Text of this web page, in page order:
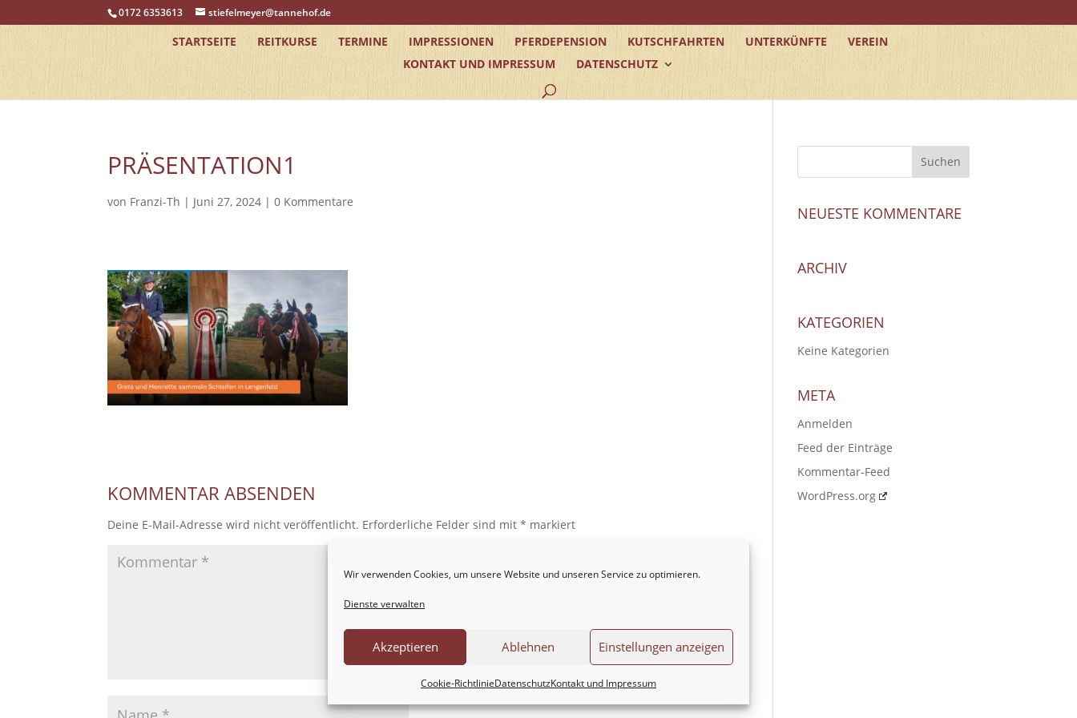
Wir verwenden Cookies, um unsere Website und unseren Service zu optimieren.
Dienste verwalten
Akzeptieren Ablehnen Einstellungen anzeigen
Cookie-RichtlinieDatenschutzKontakt und Impressum
0172 6353613 stiefelmeyer@tannehof.de
STARTSEITE REITKURSE TERMINE IMPRESSIONEN PFERDEPENSION KUTSCHFAHRTEN UNTERKÜNFTE
VEREIN
KONTAKT UND IMPRESSUM
DATENSCHUTZ
PRÄSENTATION1
von Franzi-Th | Juni 27, 2024 |0 Kommentare
KOMMENTAR ABSENDEN
Deine E-Mail-Adresse wird nicht veröffentlicht. Erforderliche Felder sind mit* markiert
NEUESTE KOMMENTARE
ARCHIV
KATEGORIEN
Keine Kategorien
META
Anmelden
Feed der Einträge
Kommentar-Feed
WordPress.org